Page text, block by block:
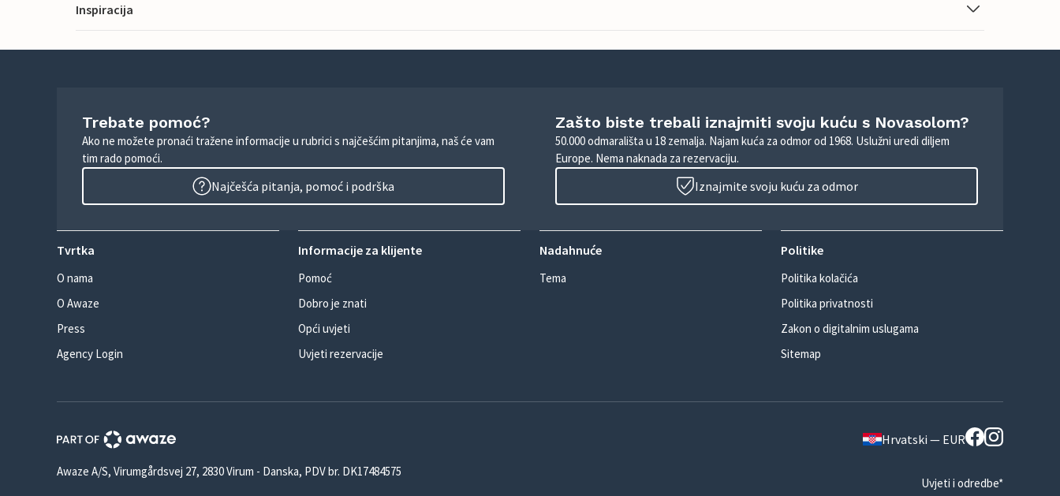
Inspiracija
Trebate pomoć?
Ako ne možete pronaći tražene informacije u rubrici s najčešćim pitanjima, naš će vam
tim rado pomoći.
Najčešća pitanja, pomoć i podrška
Zašto biste trebali iznajmiti svoju kuću s Novasolom?
50.000 odmarališta u 18 zemalja. Najam kuća za odmor od 1968. Uslužni uredi diljem
Europe. Nema naknada za rezervaciju.
Iznajmite svoju kuću za odmor
Tvrtka
O nama
O Awaze
Press
Agency Login
Informacije za klijente
Pomoć
Dobro je znati
Opći uvjeti
Uvjeti rezervacije
Nadahnuće
Tema
Politike
Politika kolačića
Politika privatnosti
Zakon o digitalnim uslugama
Sitemap
Hrvatski — EUR
Awaze A/S, Virumgårdsvej 27, 2830 Virum - Danska, PDV br. DK17484575
Uvjeti i odredbe*